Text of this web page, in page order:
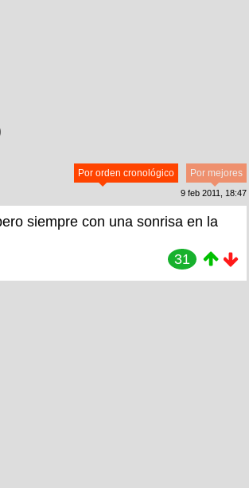
Por mejores
Por orden cronológico
9 feb 2011, 18:47
siempre con una sonrisa en la
31